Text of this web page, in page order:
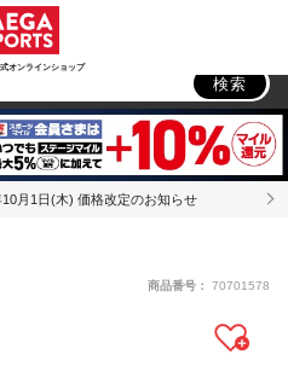
オンラインショップ
検索
月1日(木) 価格改定のお知らせ
商品番号： 70701578